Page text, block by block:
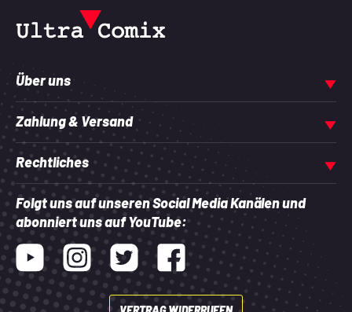
Über uns
Zahlung & Versand
Rechtliches
Folgt uns auf unseren Social Media Kanälen und
abonniert uns auf YouTube:
Youtube InstagramTwitter Facebook